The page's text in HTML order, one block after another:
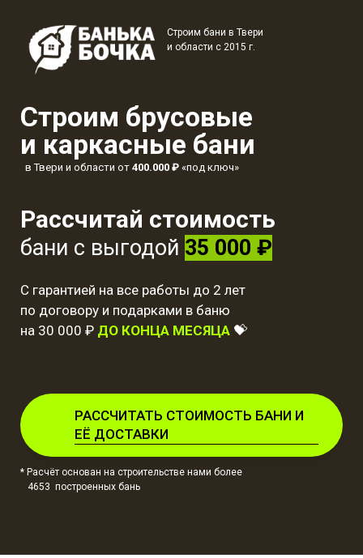
Строим брусовые
и каркасные бани
в Твери и области от 400.000 ₽ «под ключ»
Рассчитай стоимость
бани с выгодой 35 000 ₽
С гарантией на все работы до 2 лет
по договору и подарками в баню
на 30 000 ₽ ДО КОНЦА МЕСЯЦА 💝
РАССЧИТАТЬ СТОИМОСТЬ БАНИ И
ЕЁ ДОСТАВКИ
* Расчёт основан на строительстве нами более
4653 построенных бань
Строим бани в Твери
и области с 2015 г.